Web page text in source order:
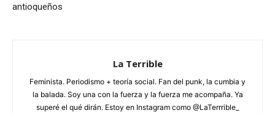
antioqueños
La Terrible
Feminista. Periodismo + teoría social. Fan del punk, la cumbia y
la balada. Soy una con la fuerza y la fuerza me acompaña. Ya
superé el qué dirán. Estoy en Instagram como @LaTerrrible_